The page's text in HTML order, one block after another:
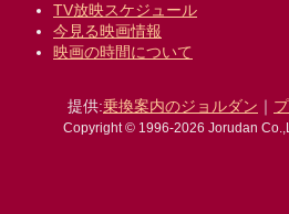
TV放映スケジュール
今見る映画情報
映画の時間について
提供:乗換案内のジョルダン ｜
Copyright © 1996-2026 Jorudan